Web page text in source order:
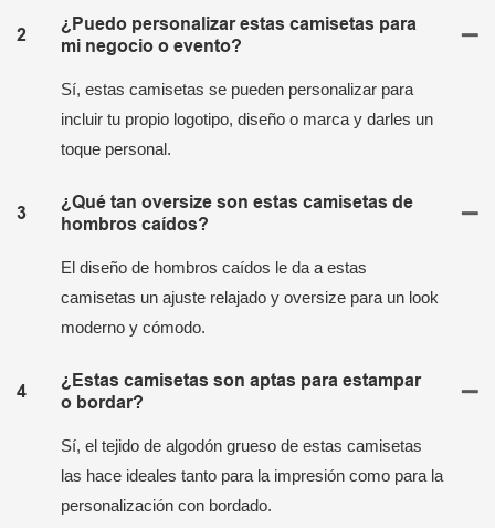
2
¿Puedo personalizar estas camisetas para
mi negocio o evento?
Sí, estas camisetas se pueden personalizar para
incluir tu propio logotipo, diseño o marca y darles un
toque personal.
3
¿Qué tan oversize son estas camisetas de
hombros caídos?
El diseño de hombros caídos le da a estas
camisetas un ajuste relajado y oversize para un look
moderno y cómodo.
4
¿Estas camisetas son aptas para estampar
o bordar?
Sí, el tejido de algodón grueso de estas camisetas
las hace ideales tanto para la impresión como para la
personalización con bordado.